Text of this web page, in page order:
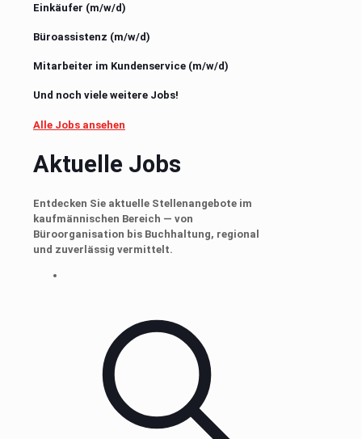
Einkäufer (m/w/d)
Büroassistenz (m/w/d)
Mitarbeiter im Kundenservice (m/w/d)
Und noch viele weitere Jobs!
Alle Jobs ansehen
Aktuelle Jobs
Entdecken Sie aktuelle Stellenangebote im
kaufmännischen Bereich — von
Büroorganisation bis Buchhaltung, regional
und zuverlässig vermittelt.